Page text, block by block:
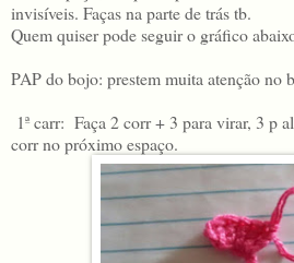
invisíveis. Faças na parte de trás tb.
Quem quiser pode seguir o gráfico
PAP do bojo: prestem muita atenção no
1ª carr: Faça 2 corr + 3 para virar, 3 p
corr no próximo espaço.